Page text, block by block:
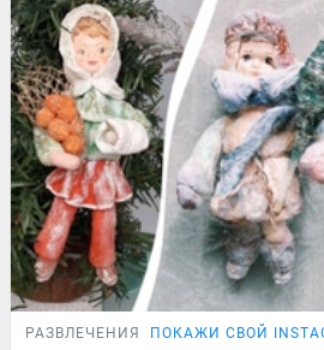
РАЗВЛЕЧЕНИЯ ПОКАЖИ СВОЙ